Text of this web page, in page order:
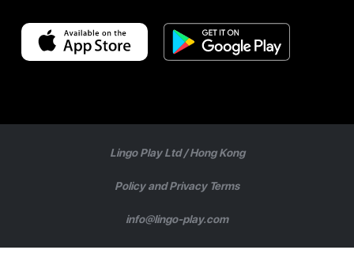
Lingo Play Ltd /Hong Kong
Policy and Privacy Terms
info@lingo-play.com